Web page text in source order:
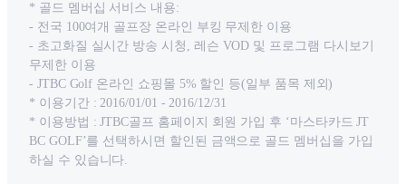
* 골드 멤버십 서비스 내용:
- 전국 100여개 골프장 온라인 부킹 무제한 이용
- 초고화질 실시간 방송 시청, 레슨 VOD 및 프로그램 다시보기
무제한 이용
- JTBC Golf 온라인 쇼핑몰 5% 할인 등(일부 품목 제외)
* 이용기간 : 2016/01/01 - 2016/12/31
* 이용방법 : JTBC골프 홈페이지 회원 가입 후 ‘마스타카드 JT
BC GOLF’를 선택하시면 할인된 금액으로 골드 멤버십을 가입
하실 수 있습니다.